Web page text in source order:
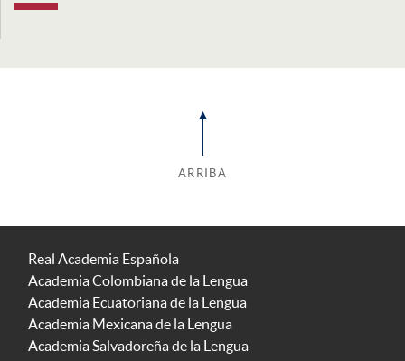
ARRIBA
Real Academia Española
Academia Colombiana de la Lengua
Academia Ecuatoriana de la Lengua
Academia Mexicana de la Lengua
Academia Salvadoreña de la Lengua